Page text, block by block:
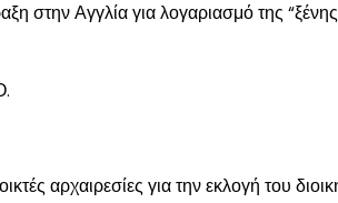
Αγγλία για λογαριασμό της
αρχαιρεσίες για την εκλογή του